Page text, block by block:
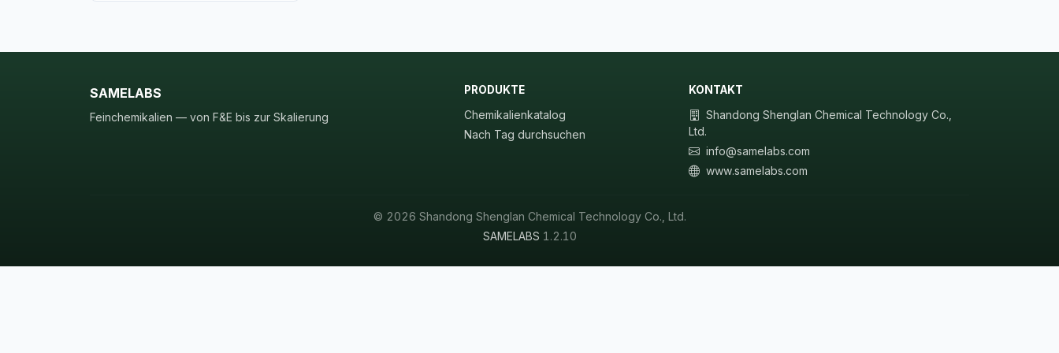
SAMELABS
Feinchemikalien — von F&E bis zur Skalierung
PRODUKTE
Chemikalienkatalog
Nach Tag durchsuchen
KONTAKT
Shandong Shenglan Chemical Technology Co.,
Ltd.
info@samelabs.com
www.samelabs.com
© 2026 Shandong Shenglan Chemical Technology Co., Ltd.
SAMELABS 1.2.10